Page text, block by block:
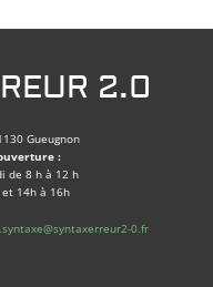
2.0
Gueugnon
:
de 8 h à 12 h
14h à 16h
0.fr